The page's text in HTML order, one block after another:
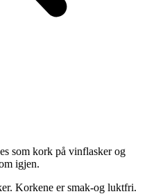
som kork på vinflasker og
igjen.
Korkene er smak-og luktfri.